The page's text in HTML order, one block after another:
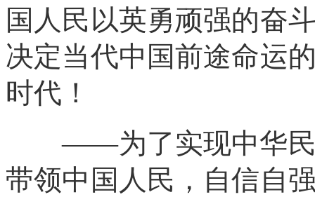
国人民以英勇顽强的奋
决定当代中国前途命运
时代！
——为了实现中华民
带领中国人民，自信自